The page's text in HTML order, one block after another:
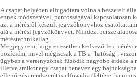
A csapat helyében elfogadtam volna a beszerelt
ennek módszerével, pontosságával kapcsolatosan
azt a mérésről készült jegyzőkönyvhöz
alá a mérési jegyzőkönyvet. Mindezt persze
méréstechnikailag.
Megjegyzem, hogy ez esetben kedvezőtlen mérési
pozícióm, mivel mégiscsak a TB a "hatóság",
ügyben a versenyzőnek fűződik nagyobb érdeke a
illetve amikor egy csapat benevez egy
ellenőrzési rendszerét is elfogadja (feltéve, ha